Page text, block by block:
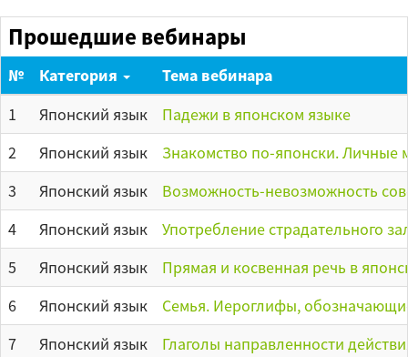
Прошедшие вебинары
№ Категория
Тема вебинара
1
Японский язык
Падежи в японском языке
2
Японский язык
Знакомство по-японски. Личные
3
Японский язык
Возможность-невозможность
4
Японский язык
Употребление страдательного
5
Японский язык
Прямая и косвенная речь в
6
Японский язык
Семья. Иероглифы,
7
Японский язык
Глаголы направленности